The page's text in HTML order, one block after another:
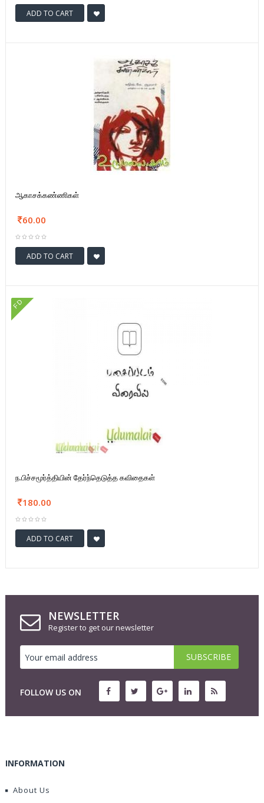
ADD TO CART
ஆகாசக்கண்ணிகள்
60.00
ADD TO CART
FD
ந.பிச்சமூர்த்தியின் தேர்ந்தெடுத்த கவிதைகள்
180.00
ADD TO CART
NEWSLETTER
Register to get our newsletter
FOLLOW US ON
INFORMATION
About Us